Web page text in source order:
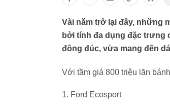
Vài năm trở lại đây, những
bởi tính đa dụng đặc trưng
đông đúc, vừa mang đến
Với tầm giá 800 triệu lăn
1. Ford Ecosport